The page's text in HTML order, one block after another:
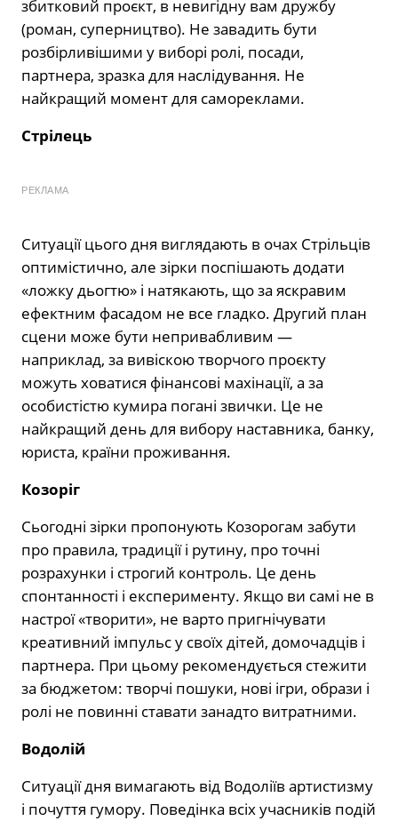
збитковий проєкт, в невигідну вам дружбу
(роман, суперництво). Не завадить бути
розбірливішими у виборі ролі, посади,
партнера, зразка для наслідування. Не
найкращий момент для самореклами.
Стрілець
РЕКЛАМА
Ситуації цього дня виглядають в очах Стрільців
оптимістично, але зірки поспішають додати
«ложку дьогтю» і натякають, що за яскравим
ефектним фасадом не все гладко. Другий план
сцени може бути непривабливим —
наприклад, за вивіскою творчого проєкту
можуть ховатися фінансові махінації, а за
особистістю кумира погані звички. Це не
найкращий день для вибору наставника, банку,
юриста, країни проживання.
Козоріг
Сьогодні зірки пропонують Козорогам забути
про правила, традиції і рутину, про точні
розрахунки і строгий контроль. Це день
спонтанності і експерименту. Якщо ви самі не в
настрої «творити», не варто пригнічувати
креативний імпульс у своїх дітей, домочадців і
партнера. При цьому рекомендується стежити
за бюджетом: творчі пошуки, нові ігри, образи і
ролі не повинні ставати занадто витратними.
Водолій
Ситуації дня вимагають від Водоліїв артистизму
і почуття гумору. Поведінка всіх учасників подій